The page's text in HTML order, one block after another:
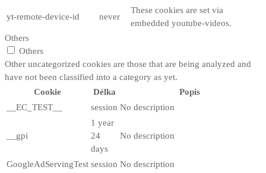
yt-remote-device-id never
These cookies are set via
embedded youtube-videos.
Others
Others
Other uncategorized cookies are those that are being analyzed and
have not been classified into a category as yet.
Cookie
Délka
Popis
__EC_TEST__
session No description
__gpi
1 year
24
days
No description
GoogleAdServingTest session No description